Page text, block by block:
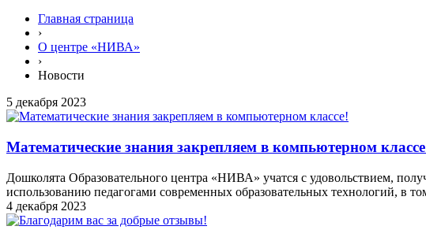
Главная страница
›
О центре «НИВА»
›
Новости
5 декабря 2023
Математические знания закрепляем в компьютерном
Дошколята Образовательного центра «НИВА» учатся с удовольствием,
использованию педагогами современных образовательных технологий, в
4 декабря 2023